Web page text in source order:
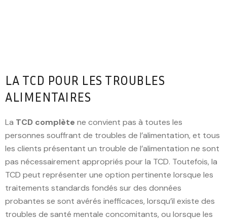
LA TCD POUR LES TROUBLES
ALIMENTAIRES
La TCD complète ne convient pas à toutes les
personnes souffrant de troubles de l’alimentation, et tous
les clients présentant un trouble de l’alimentation ne sont
pas nécessairement appropriés pour la TCD. Toutefois, la
TCD peut représenter une option pertinente lorsque les
traitements standards fondés sur des données
probantes se sont avérés inefficaces, lorsqu’il existe des
troubles de santé mentale concomitants, ou lorsque les